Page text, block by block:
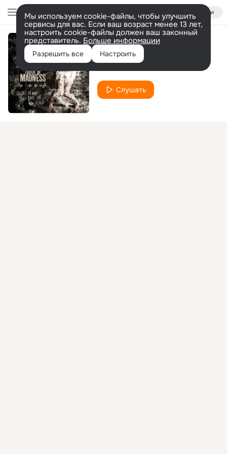
Войти
Мы используем cookie-файлы, чтобы улучшить
сервисы для вас. Если ваш возраст менее 13 лет,
настроить cookie-файлы должен ваш законный
представитель. Больше информации
Разрешить все Настроить
Black Harvest
Слушать